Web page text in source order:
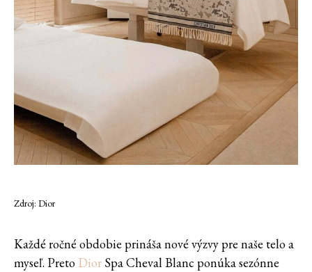
Zdroj: Dior
Každé ročné obdobie prináša nové výzvy pre naše telo a
myseľ. Preto Dior Spa Cheval Blanc ponúka sezónne